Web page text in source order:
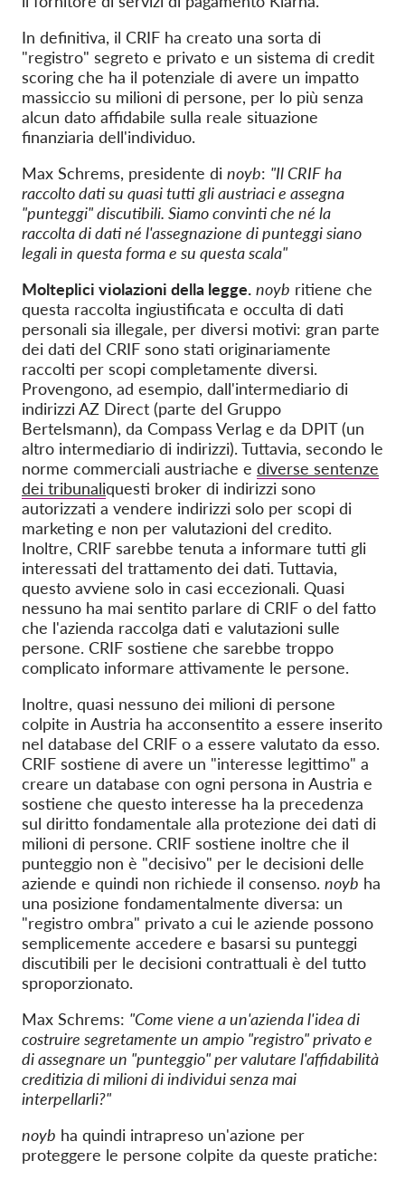
In definitiva, il CRIF ha creato una sorta di
"registro" segreto e privato e un sistema di credit
scoring che ha il potenziale di avere un impatto
massiccio su milioni di persone, per lo più senza
alcun dato affidabile sulla reale situazione
finanziaria dell'individuo.
Max Schrems, presidente di noyb: "Il CRIF ha
raccolto dati su quasi tutti gli austriaci e assegna
"punteggi" discutibili. Siamo convinti che né la
raccolta di dati né l'assegnazione di punteggi siano
legali in questa forma e su questa scala"
Molteplici violazioni della legge. noyb ritiene che
questa raccolta ingiustificata e occulta di dati
personali sia illegale, per diversi motivi: gran parte
dei dati del CRIF sono stati originariamente
raccolti per scopi completamente diversi.
Provengono, ad esempio, dall'intermediario di
indirizzi AZ Direct (parte del Gruppo
Bertelsmann), da Compass Verlag e da DPIT (un
altro intermediario di indirizzi). Tuttavia, secondo le
norme commerciali austriache e diverse sentenze
dei tribunaliquesti broker di indirizzi sono
autorizzati a vendere indirizzi solo per scopi di
marketing e non per valutazioni del credito.
Inoltre, CRIF sarebbe tenuta a informare tutti gli
interessati del trattamento dei dati. Tuttavia,
questo avviene solo in casi eccezionali. Quasi
nessuno ha mai sentito parlare di CRIF o del fatto
che l'azienda raccolga dati e valutazioni sulle
persone. CRIF sostiene che sarebbe troppo
complicato informare attivamente le persone.
Inoltre, quasi nessuno dei milioni di persone
colpite in Austria ha acconsentito a essere inserito
nel database del CRIF o a essere valutato da esso.
CRIF sostiene di avere un "interesse legittimo" a
creare un database con ogni persona in Austria e
sostiene che questo interesse ha la precedenza
sul diritto fondamentale alla protezione dei dati di
milioni di persone. CRIF sostiene inoltre che il
punteggio non è "decisivo" per le decisioni delle
aziende e quindi non richiede il consenso. noyb ha
una posizione fondamentalmente diversa: un
"registro ombra" privato a cui le aziende possono
semplicemente accedere e basarsi su punteggi
discutibili per le decisioni contrattuali è del tutto
sproporzionato.
Max Schrems: "Come viene a un'azienda l'idea di
costruire segretamente un ampio "registro" privato e
di assegnare un "punteggio" per valutare l'affidabilità
creditizia di milioni di individui senza mai
interpellarli?"
noyb ha quindi intrapreso un'azione per
proteggere le persone colpite da queste pratiche: